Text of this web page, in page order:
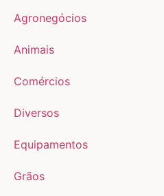
Agronegócios
Animais
Comércios
Diversos
Equipamentos
Grãos